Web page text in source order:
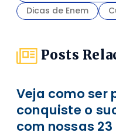
Dicas de Enem
Posts
Veja como ser
conquiste o
com nossas